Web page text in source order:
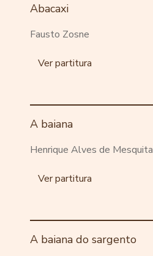
Abacaxi
Fausto Zosne
Ver partitura
A baiana
Henrique Alves de Mesquita
Ver partitura
A baiana do sargento